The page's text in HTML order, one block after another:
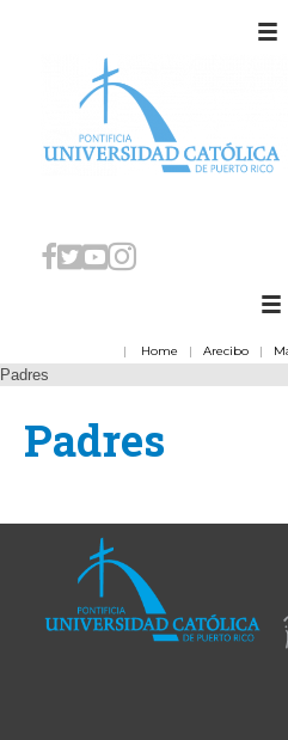
| Home | Arecibo|
Padres
Padres